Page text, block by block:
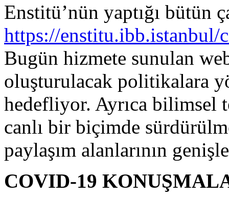
Enstitü’nün yaptığı bütün
https://enstitu.ibb.istanbul/
Bugün hizmete sunulan
oluşturulacak politikalara
hedefliyor. Ayrıca bilimsel
canlı bir biçimde
paylaşım alanlarının
COVID-19